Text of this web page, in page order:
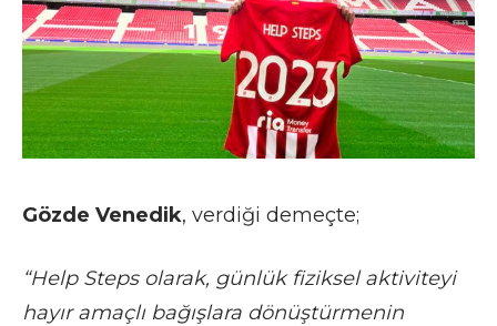
Gözde Venedik, verdiği demeçte;
“Help Steps olarak, günlük fiziksel aktiviteyi
hayır amaçlı bağışlara dönüştürmenin